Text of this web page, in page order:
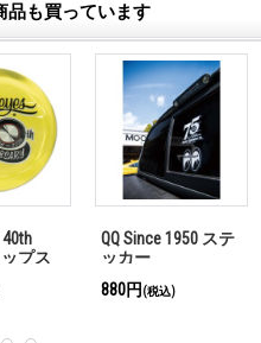
品も買っています
40th
プス
QQ Since 1950 ステ
ッカー
880円 (税込)